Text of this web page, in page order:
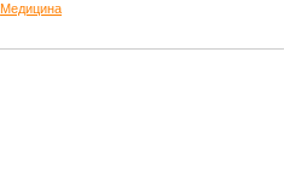
Медицина